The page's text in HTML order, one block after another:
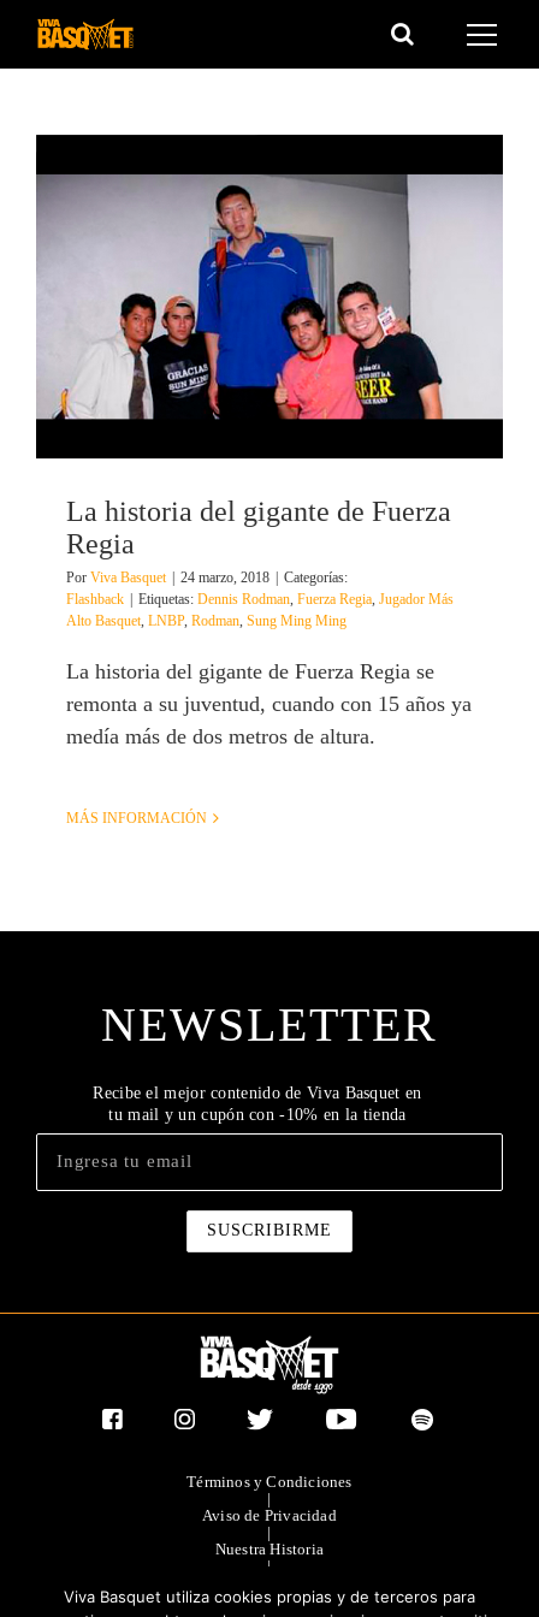
Saltar
La historia del gigante de Fuerza
Regia
Por Viva Basquet 24 marzo, 2018
Categorías:
Flashback
Etiquetas: Dennis Rodman, Fuerza Regia, Jugador Más
Alto Basquet, LNBP, Rodman, Sung Ming Ming
La historia del gigante de Fuerza Regia se
remonta a su juventud, cuando con 15 años ya
medía más de dos metros de altura.
MÁS INFORMACIÓN
NEWSLETTER
Recibe el mejor contenido de Viva Basquet en
tu mail y un cupón con -10% en la tienda
Términos y Condiciones
|
Aviso de Privacidad
|
Nuestra Historia
|
|
Viva Basquet utiliza cookies propias y de terceros para